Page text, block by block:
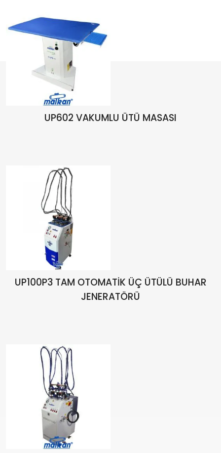
UP602 VAKUMLU ÜTÜ MASASI
UP100P3 TAM OTOMATİK ÜÇ ÜTÜLÜ BUHAR
JENERATÖRÜ